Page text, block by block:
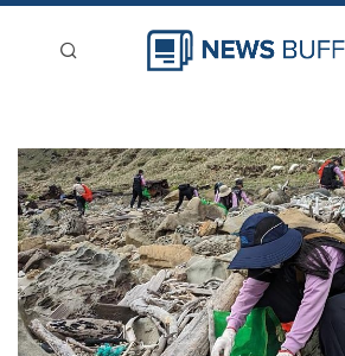
新聞稿分類
登入
刊登